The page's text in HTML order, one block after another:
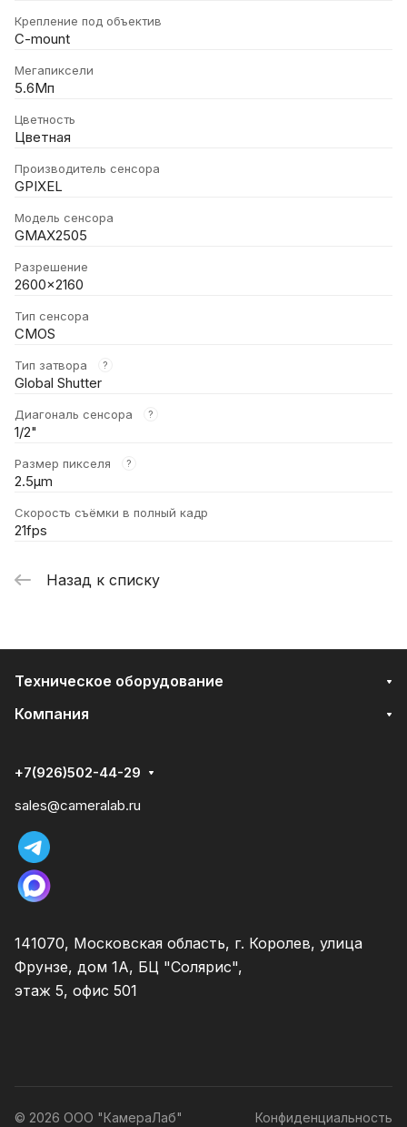
Крепление под объектив
C-mount
Мегапиксели
5.6Мп
Цветность
Цветная
Производитель сенсора
GPIXEL
Модель сенсора
GMAX2505
Разрешение
2600x2160
Тип сенсора
CMOS
Тип затвора ?
Global Shutter
Диагональ сенсора ?
1/2"
Размер пикселя ?
2.5μm
Скорость съёмки в полный кадр
21fps
Назад к списку
Техническое оборудование
Компания
+7(926)502-44-29
sales@cameralab.ru
141070, Московская область, г. Королев, улица
Фрунзе, дом 1А, БЦ "Солярис",
этаж 5, офис 501
© 2026 ООО "КамераЛаб" Конфиденциальность